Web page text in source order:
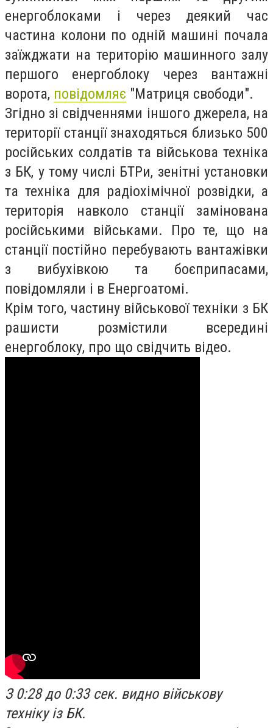
енергоблоками і через деякий час
частина колони по одній машині почала
заїжджати на територію машинного залу
першого енергоблоку через вантажні
ворота, повідомляє "Матриця свободи".
Згідно зі свідченнями іншого джерела, на
території станції знаходяться близько 500
російських солдатів та військова техніка
з БК, у тому числі БТРи, зенітні установки
та техніка для радіохімічної розвідки, а
територія навколо станції замінована
російськими військами. Про те, що на
станції постійно перебувають вантажівки
з вибухівкою та боєприпасами,
повідомляли і в Енергоатомі.
Крім того, частину військової техніки з БК
рашисти розмістили всередині
енергоблоку, про що свідчить відео.
З 0:28 до 0:33 сек. видно військову
техніку із БК.